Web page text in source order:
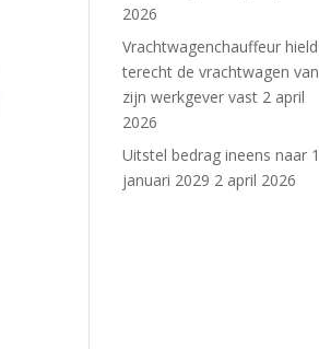
2026
Vrachtwagenchauffeur hield
terecht de vrachtwagen van
zijn werkgever vast 2 april
2026
Uitstel bedrag ineens naar 1
januari 2029 2 april 2026